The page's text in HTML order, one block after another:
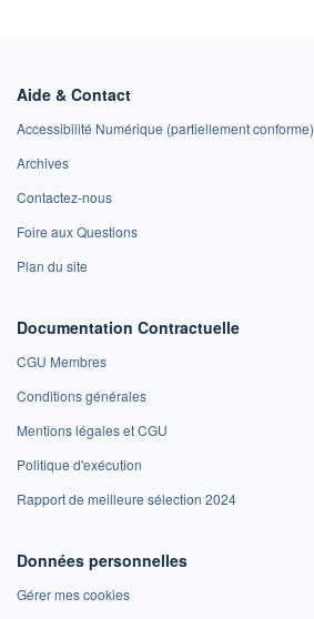
Aide & Contact
Accessibilité Numérique (partiellement conforme)
Archives
Contactez-nous
Foire aux Questions
Plan du site
Documentation Contractuelle
CGU Membres
Conditions générales
Mentions légales et CGU
Politique d'exécution
Rapport de meilleure sélection 2024
Données personnelles
Gérer mes cookies